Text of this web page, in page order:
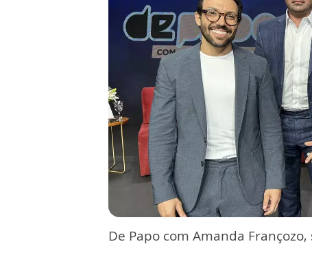
De Papo com Amanda